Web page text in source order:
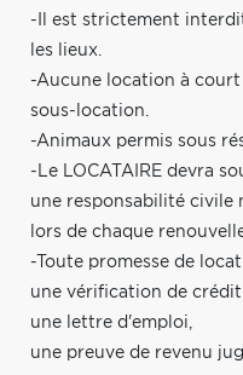
-Il est strictement
les lieux.
-Aucune location à
sous-location.
-Animaux permis sous
-Le LOCATAIRE devra
une responsabilité civile
lors de chaque
-Toute promesse de
une vérification de
une lettre d'emploi,
une preuve de revenu